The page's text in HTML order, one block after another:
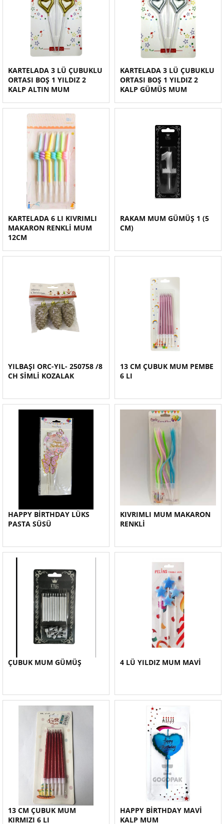
KARTELADA 3 LÜ ÇUBUKLU
ORTASI BOŞ 1 YILDIZ 2
KALP ALTIN MUM
KARTELADA 3 LÜ ÇUBUKLU
ORTASI BOŞ 1 YILDIZ 2
KALP GÜMÜŞ MUM
KARTELADA 6 LI KIVRIMLI
MAKARON RENKLİ MUM
12CM
RAKAM MUM GÜMÜŞ 1 (5
CM)
YILBAŞI ORC-YIL- 250758 /8
CH SİMLİ KOZALAK
13 CM ÇUBUK MUM PEMBE
6 LI
HAPPY BİRTHDAY LÜKS
PASTA SÜSÜ
KIVRIMLI MUM MAKARON
RENKLİ
ÇUBUK MUM GÜMÜŞ 4 LÜ YILDIZ MUM MAVİ
13 CM ÇUBUK MUM
KIRMIZI 6 LI
HAPPY BİRTHDAY MAVİ
KALP MUM